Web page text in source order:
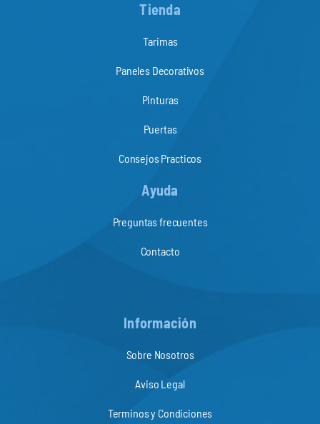
Tienda
Tarimas
Paneles Decorativos
Pinturas
Puertas
Consejos Practicos
Ayuda
Preguntas frecuentes
Contacto
Información
Sobre Nosotros
Aviso Legal
Terminos y Condiciones